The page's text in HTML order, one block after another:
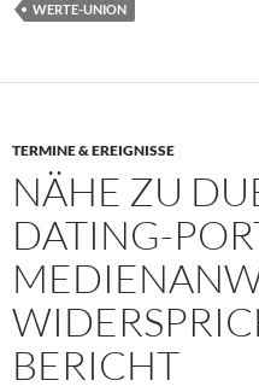
WERTE-UNION
TERMINE & EREIGNISSE
NÄHE ZU
DATING-
BERICHT